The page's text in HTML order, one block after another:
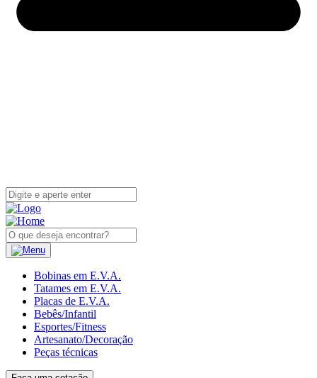
Bobinas em E.V.A.
Tatames em E.V.A.
Placas de E.V.A.
Bebês/Infantil
Esportes/Fitness
Artesanato/Decoração
Peças técnicas